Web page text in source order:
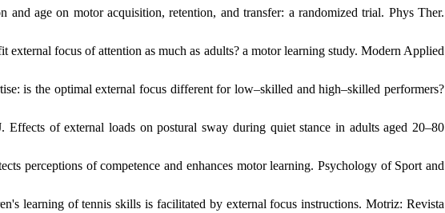
age on motor acquisition, retention, and transfer: a randomized trial. Phys Ther.
focus of attention as much as adults? a motor learning study. Modern Applied
is the optimal external focus different for low–skilled and high–skilled performers?
of external loads on postural sway during quiet stance in adults aged 20–80
perceptions of competence and enhances motor learning. Psychology of Sport and
learning of tennis skills is facilitated by external focus instructions. Motriz: Revista